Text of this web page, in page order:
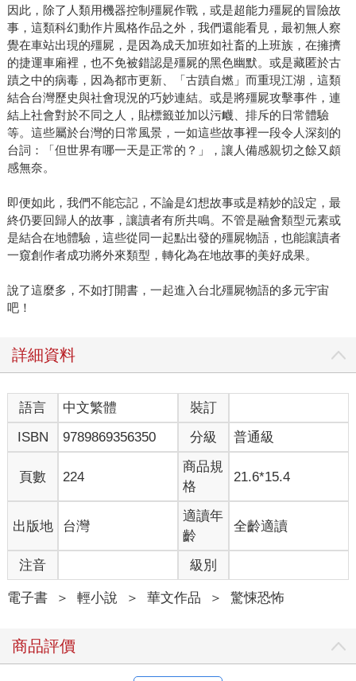
因此，除了人類用機器控制殭屍作戰，或是超能力殭屍的冒險故
事，這類科幻動作片風格作品之外，我們還能看見，最初無人察
覺在車站出現的殭屍，是因為成天加班如社畜的上班族，在擁擠
的捷運車廂裡，也不免被錯認是殭屍的黑色幽默。或是藏匿於古
蹟之中的病毒，因為都市更新、「古蹟自燃」而重現江湖，這類
結合台灣歷史與社會現況的巧妙連結。或是將殭屍攻擊事件，連
結上社會對於不同之人，貼標籤並加以污衊、排斥的日常體驗
等。這些屬於台灣的日常風景，一如這些故事裡一段令人深刻的
台詞：「但世界有哪一天是正常的？」，讓人備感親切之餘又頗
感無奈。
即便如此，我們不能忘記，不論是幻想故事或是精妙的設定，最
終仍要回歸人的故事，讓讀者有所共鳴。不管是融會類型元素或
是結合在地體驗，這些從同一起點出發的殭屍物語，也能讓讀者
一窺創作者成功將外來類型，轉化為在地故事的美好成果。
說了這麼多，不如打開書，一起進入台北殭屍物語的多元宇宙
吧！
詳細資料
語言 中文繁體
裝訂
ISBN
9789869356350 分級 普通級
頁數 224
商品規
格
21.6*15.4
出版地 台灣
適讀年
齡
全齡適讀
注音 級別
電子書 ＞ 輕小說 ＞ 華文作品 ＞ 驚悚恐怖
商品評價